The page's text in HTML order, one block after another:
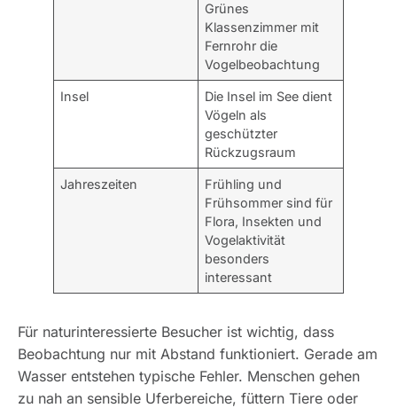
Grünes
Klassenzimmer mit
Fernrohr die
Vogelbeobachtung
Insel
Die Insel im See dient
Vögeln als
geschützter
Rückzugsraum
Jahreszeiten
Frühling und
Frühsommer sind für
Flora, Insekten und
Vogelaktivität
besonders
interessant
Für naturinteressierte Besucher ist wichtig, dass
Beobachtung nur mit Abstand funktioniert. Gerade am
Wasser entstehen typische Fehler. Menschen gehen
zu nah an sensible Uferbereiche, füttern Tiere oder